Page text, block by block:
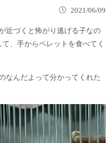
2021/06/09
近づくと怖がり逃げる子なの
、手からペレットを食べてく
なんだよって分かってくれた